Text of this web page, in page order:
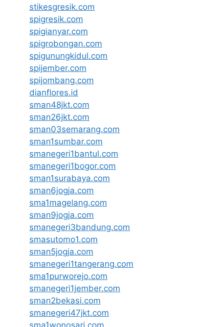
stikesgresik.com
spigresik.com
spigianyar.com
spigrobongan.com
spigunungkidul.com
spijember.com
spijombang.com
dianflores.id
sman48jkt.com
sman26jkt.com
sman03semarang.com
sman1sumbar.com
smanegeri1bantul.com
smanegeri1bogor.com
sman1surabaya.com
sman6jogja.com
sma1magelang.com
sman9jogja.com
smanegeri3bandung.com
smasutomo1.com
sman5jogja.com
smanegeri1tangerang.com
sma1purworejo.com
smanegeri1jember.com
sman2bekasi.com
smanegeri47jkt.com
sma1wonosari.com